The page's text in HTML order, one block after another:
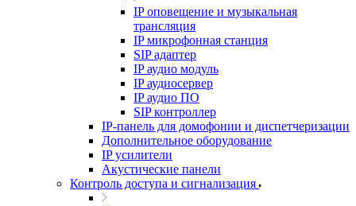
IP оповещение и музыкальная
трансляция
IP микрофонная станция
SIP адаптер
IP аудио модуль
IP аудиосервер
IP аудио ПО
SIP контроллер
IP-панель для домофонии и диспетчеризации
Дополнительное оборудование
IP усилители
Акустические панели
Контроль доступа и сигнализация